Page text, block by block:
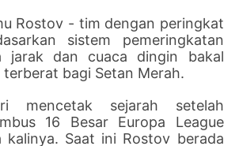
Rostov - tim dengan peringkat
sistem pemeringkatan
jarak dan cuaca dingin bakal
terberat bagi Setan Merah.
mencetak sejarah setelah
16 Besar Europa League
kalinya. Saat ini Rostov berada